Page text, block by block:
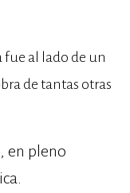
al lado de un
de tantas otras
en pleno